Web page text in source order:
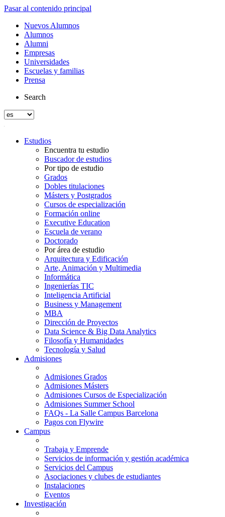
Pasar al contenido principal
Nuevos Alumnos
Alumnos
Alumni
Empresas
Universidades
Escuelas y familias
Prensa
Search
Estudios
Encuentra tu estudio
Buscador de estudios
Por tipo de estudio
Grados
Dobles titulaciones
Másters y Postgrados
Cursos de especialización
Formación online
Executive Education
Escuela de verano
Doctorado
Por área de estudio
Arquitectura y Edificación
Arte, Animación y Multimedia
Informática
Ingenierías TIC
Inteligencia Artificial
Business y Management
MBA
Dirección de Proyectos
Data Science & Big Data Analytics
Filosofía y Humanidades
Tecnología y Salud
Admisiones
Admisiones Grados
Admisiones Másters
Admisiones Cursos de Especialización
Admisiones Summer School
FAQs - La Salle Campus Barcelona
Pagos con Flywire
Campus
Trabaja y Emprende
Servicios de información y gestión académica
Servicios del Campus
Asociaciones y clubes de estudiantes
Instalaciones
Eventos
Investigación